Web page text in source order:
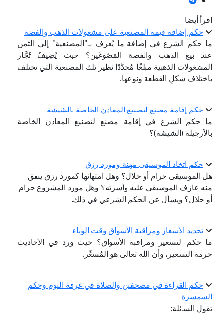
اقرأ أيضا :
حكم إضافة قيمة المصنعية على مشغولات الذهب والفضة
ما حكم الشرع في إضافة ما يُعرف بـ"المصنعية" إلى الثمن
عند بيع الذهب والفضة المَصُوغَين؟ حيث يُضِيفُ تُجَّار
المشغولات الذهبية مبلغًا مُحدَّدًا نظير تلك المصنعية التي تختلف
باختلاف شكلِ القطعة ونوعها.
حكم إقامة مصنع لتصنيع المعادن الخاصة بالشيشة
ما حكم الشرع في إقامة مصنع لتصنيع المعادن الخاصة
بالأرجيلة (الشيشة)؟
حكم اتخاذ الموسيقى مهنة ومورد رزق
هل الموسيقى حرام أو حلال؟ وهل امتهانها كمورد رزق ينفق
منه عازف الموسيقى عليه وأسرته؟ وهل مورد المشروع حرام
أو حلال؟ ويسأل عن الحكم الشرعي في ذلك.
تحديد الأسعار ومراقبة الأسواق وقت الوباء
ما حكم التسعير ومراقبة الأسواق؟ حيث ورد في الأحاديث
حرمة التسعير، وأن الله تعالى هو المُسعِّر.
حكم القراءة في مصحفين والصلاة في غرفة النوم وحكم
السمسرة
تقول السائلة: